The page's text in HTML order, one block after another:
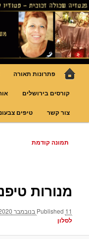
לדלג
לתוכן
פנטזיה –
לויטראז
גופי תאורה אומנותיים
בויטראז ובפסיפס
תפריט
פתרונות תאורה
קורסים בירושלים
צור קשר טיפים
ניווט
תמונה קודמת
מנורות
Published 11 בנובמבר 2020
לסלון